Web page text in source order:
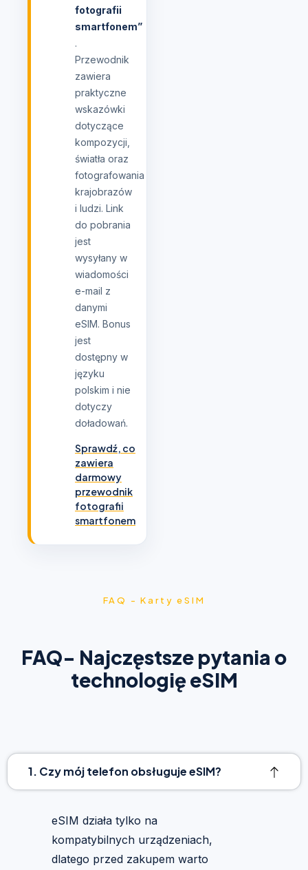
fotografii
smartfonem”
.
Przewodnik
zawiera
praktyczne
wskazówki
dotyczące
kompozycji,
światła oraz
fotografowania
krajobrazów
i ludzi. Link
do pobrania
jest
wysyłany w
wiadomości
e-mail z
danymi
eSIM. Bonus
jest
dostępny w
języku
polskim i nie
dotyczy
doładowań.
Sprawdź, co
zawiera
darmowy
przewodnik
fotografii
smartfonem
FAQ - Karty eSIM
FAQ- Najczęstsze pytania o
technologię eSIM
1. Czy mój telefon obsługuje eSIM?
eSIM działa tylko na
kompatybilnych urządzeniach,
dlatego przed zakupem warto